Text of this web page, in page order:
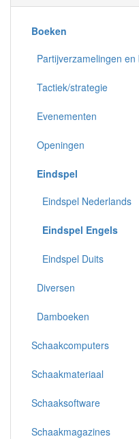
Boeken
Partijverzamelingen
Tactiek/strategie
Evenementen
Openingen
Eindspel
Eindspel Nederlands
Eindspel Engels
Eindspel Duits
Diversen
Damboeken
Schaakcomputers
Schaakmateriaal
Schaaksoftware
Schaakmagazines